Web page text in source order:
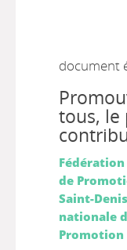
document
tous, le
de
Saint-
nationale
Promotion